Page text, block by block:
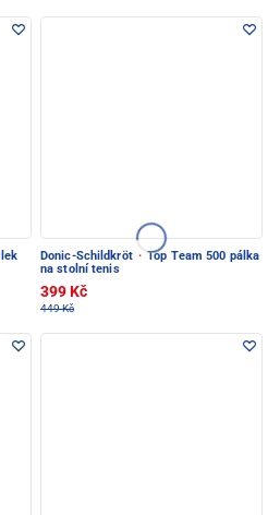
Donic-Schildkröt · Top Team 500 pálka
na stolní tenis
399 Kč
449 Kč